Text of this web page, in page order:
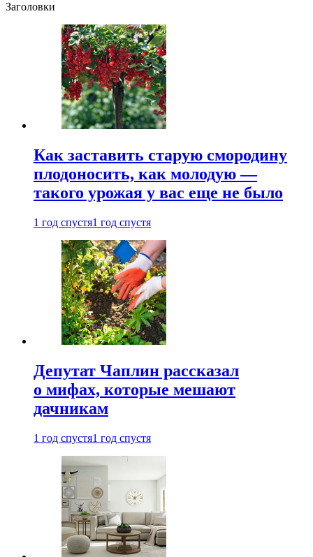
Заголовки
Как заставить старую смородину
плодоносить, как молодую —
такого урожая у вас еще не было
1 год спустя1 год спустя
Депутат Чаплин рассказал
о мифах, которые мешают
дачникам
1 год спустя1 год спустя